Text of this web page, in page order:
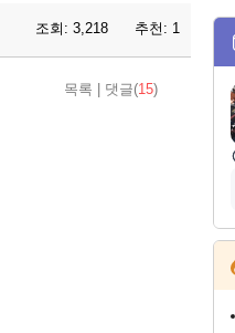
조회: 3,218 추천: 1
목록 댓글(15)